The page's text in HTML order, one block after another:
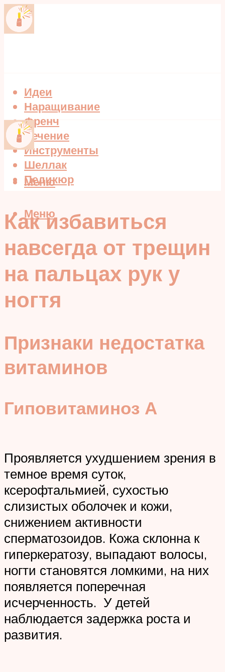
Идеи
Наращивание
Френч
Лечение
Инструменты
Шеллак
Педикюр
Меню
Меню
Как избавиться
навсегда от трещин
на пальцах рук у
ногтя
Признаки недостатка
витаминов
Гиповитаминоз А
Проявляется ухудшением зрения в
темное время суток,
ксерофтальмией, сухостью
слизистых оболочек и кожи,
снижением активности
сперматозоидов. Кожа склонна к
гиперкератозу, выпадают волосы,
ногти становятся ломкими, на них
появляется поперечная
исчерченность. У детей
наблюдается задержка роста и
развития.